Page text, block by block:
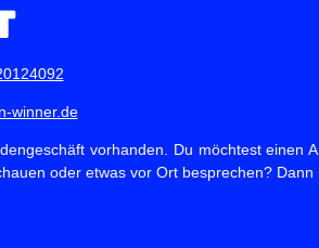
winner.de
vorhanden. Du möchtest einen
oder etwas vor Ort besprechen?